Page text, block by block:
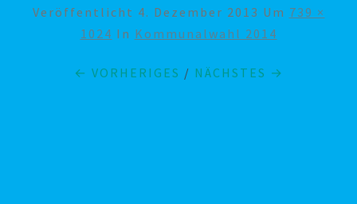
Veröffentlicht 4. Dezember 2013 Um 739 ×
1024 In Kommunalwahl 2014
← VORHERIGES / NÄCHSTES →